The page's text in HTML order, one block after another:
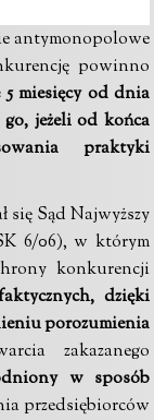
antymonopolowe
powinno
miesięcy od dnia
jeżeli od końca
praktyki
się Sąd Najwyższy
6/06), w którym
konkurencji
dzięki
porozumienia
zakazanego
w sposób
przedsiębiorców